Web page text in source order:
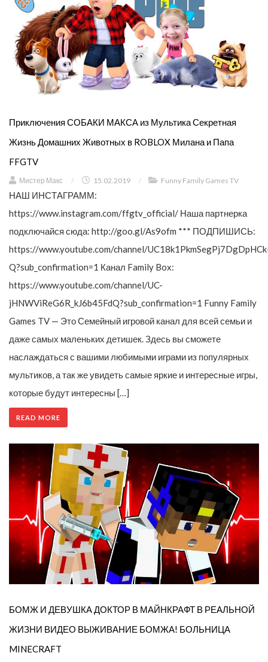
Приключения СОБАКИ МАКСА из Мультика Секретная
Жизнь Домашних Животных в ROBLOX Милана и Папа
FFGTV
Мистер Макс / 15.02.2019 / Funny Family Games TV
НАШ ИНСТАГРАММ:
https://www.instagram.com/ffgtv_official/ Наша партнерка
подключайся сюда: http://goo.gl/As9ofm *** ПОДПИШИСЬ:
https://www.youtube.com/channel/
Q?sub_confirmation=1 Канал Family Box:
https://www.youtube.com/channel/UC-
jHNWViReG6R_kJ6b45FdQ?sub_confirmation=1 Funny Family
Games TV — Это Семейный игровой канал для всей семьи и
даже самых маленьких детишек. Здесь вы сможете
наслаждаться с вашими любимыми играми из популярных
мультиков, а так же увидеть самые яркие и интересные игры,
которые будут интересны […]
READ MORE
БОМЖ И ДЕВУШКА ДОКТОР В МАЙНКРАФТ В РЕАЛЬНОЙ
ЖИЗНИ ВИДЕО ВЫЖИВАНИЕ БОМЖА! БОЛЬНИЦА
MINECRAFT